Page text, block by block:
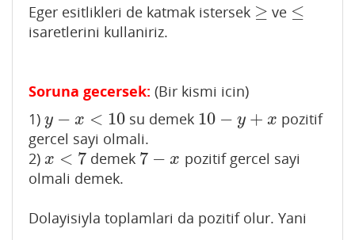
Eger esitlikleri de katmak istersek ≥
≥ ve ≤
≤
isaretlerini kullaniriz.
Soruna gecersek: (Bir kismi icin)
1) y − x < 10
y−x< 10 su demek 10 − y + x
10−y+x
pozitif
gercel sayi olmali.
2) x < 7
x< 7 demek 7 − x
7−x
pozitif gercel sayi
olmali demek.
Dolayisiyla toplamlari da pozitif olur. Yani